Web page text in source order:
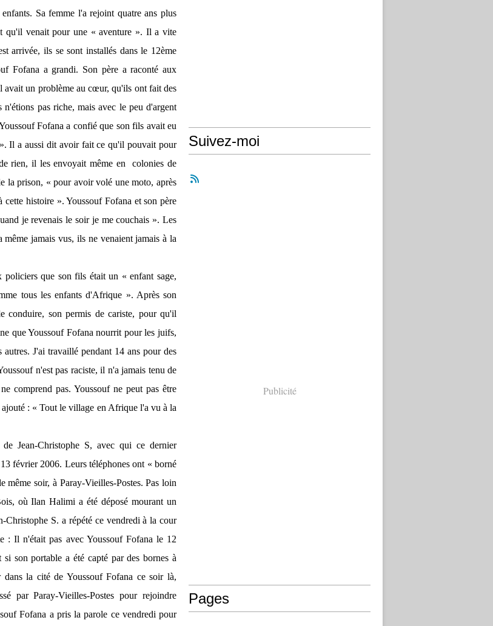
Sa femme l'a rejoint quatre ans plus
qu'il venait pour une « aventure ». Il a vite
arrivée, ils se sont installés dans le 12ème
Fofana a grandi. Son père a raconté aux
avait un problème au cœur, qu'ils ont fait des
pas riche, mais avec le peu d'argent
Fofana a confié que son fils avait eu
Il a aussi dit avoir fait ce qu'il pouvait pour
rien, il les envoyait même en colonies de
la prison, « pour avoir volé une moto, après
histoire ». Youssouf Fofana et son père
je revenais le soir je me couchais ». Les
jamais vus, ils ne venaient jamais à la
que son fils était un « enfant sage,
tous les enfants d'Afrique ». Après son
conduire, son permis de cariste, pour qu'il
que Youssouf Fofana nourrit pour les juifs,
J'ai travaillé pendant 14 ans pour des
n'est pas raciste, il n'a jamais tenu de
comprend pas. Youssouf ne peut pas être
: « Tout le village en Afrique l'a vu à la
Jean-Christophe S, avec qui ce dernier
février 2006. Leurs téléphones ont « borné
même soir, à Paray-Vieilles-Postes. Pas loin
où Ilan Halimi a été déposé mourant un
Christophe S. a répété ce vendredi à la cour
: Il n'était pas avec Youssouf Fofana le 12
son portable a été capté par des bornes à
la cité de Youssouf Fofana ce soir là,
par Paray-Vieilles-Postes pour rejoindre
Fofana a pris la parole ce vendredi pour
Suivez-moi
Publicité
Pages